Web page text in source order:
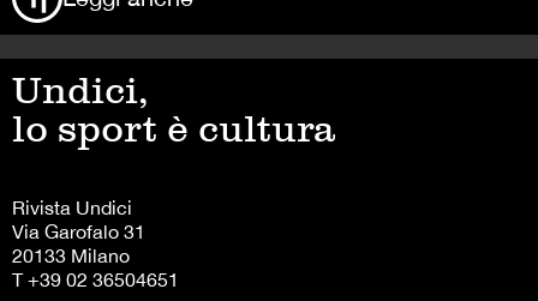
Undici,
lo sport è cultura
Rivista Undici
Via Garofalo 31
20133 Milano
T +39 02 36504651